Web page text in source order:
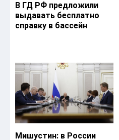
В ГД РФ предложили
выдавать бесплатно
справку в бассейн
Мишустин: в России